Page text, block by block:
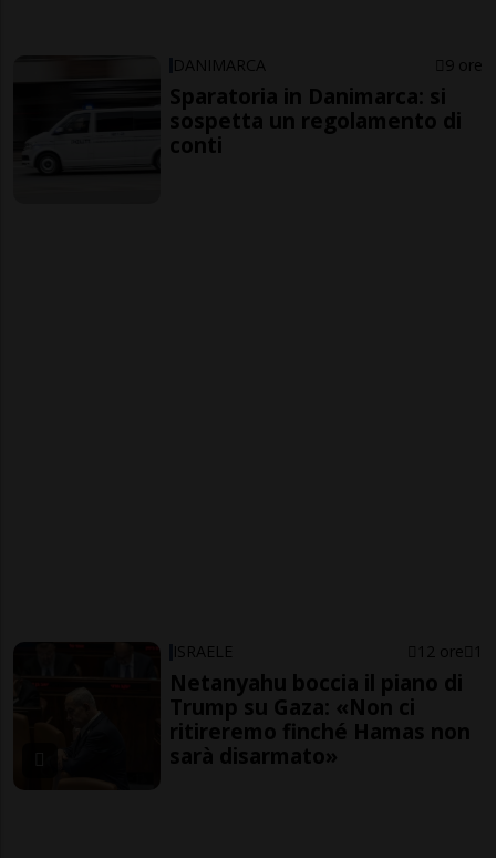
DANIMARCA 9 ore
Sparatoria in Danimarca: si
sospetta un regolamento di
conti
ISRAELE 12 ore 1
Netanyahu boccia il piano di
Trump su Gaza: «Non ci
ritireremo finché Hamas non
sarà disarmato»